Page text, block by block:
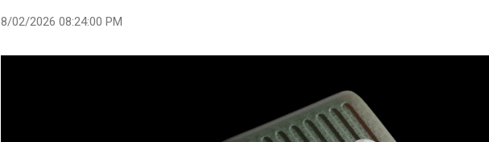
8/02/2026 08:24:00 PM